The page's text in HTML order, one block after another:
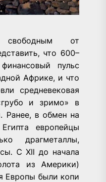
от
что 600–
пульс
Африке, и что
средневековая
и зримо» в
Ранее, в обмен на
европейцы
драгметаллы,
С XII до начала
из Америки)
Европы были копи